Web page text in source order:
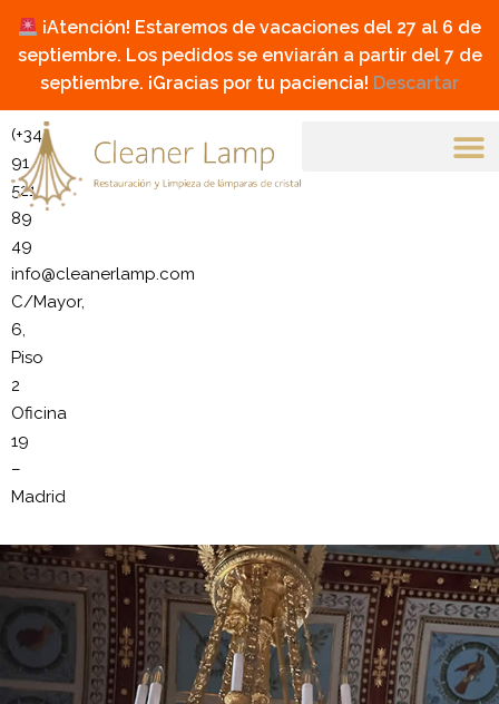
¡Atención! Estaremos de vacaciones del 27 al 6 de
septiembre. Los pedidos se enviarán a partir del 7 de
septiembre. ¡Gracias por tu paciencia! Descartar
(+34)
91
521
89
49
info@cleanerlamp.com
C/Mayor,
6,
Piso
2
Oficina
19
–
Madrid